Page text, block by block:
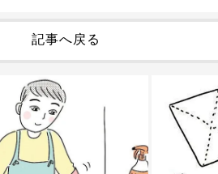
記事へ戻る